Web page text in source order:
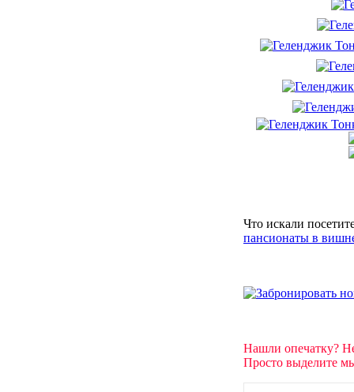
Что искали
пансионаты в
Нашли опечатку?
Просто выделите